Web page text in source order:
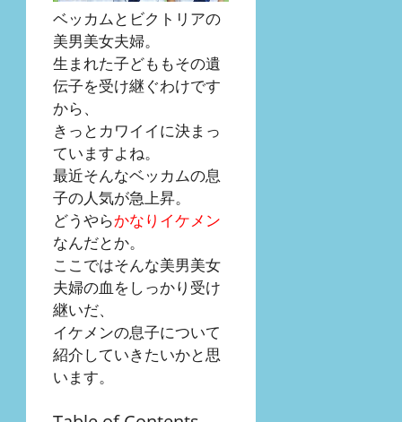
ベッカムとビクトリアの
美男美女夫婦。
生まれた子どももその遺
伝子を受け継ぐわけです
から、
きっとカワイイに決まっ
ていますよね。
最近そんなベッカムの息
子の人気が急上昇。
どうやらかなりイケメン
なんだとか。
ここではそんな美男美女
夫婦の血をしっかり受け
継いだ、
イケメンの息子について
紹介していきたいかと思
います。